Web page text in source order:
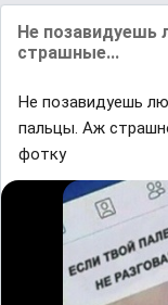
Не позавидуешь
страшные...
Не позавидуешь
пальцы. Аж
фотку